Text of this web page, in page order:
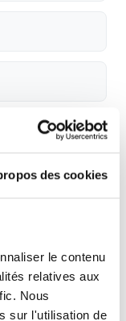
des cookies
le contenu
relatives aux
Nous
sur l'utilisation de
Metz
:Voir tous les